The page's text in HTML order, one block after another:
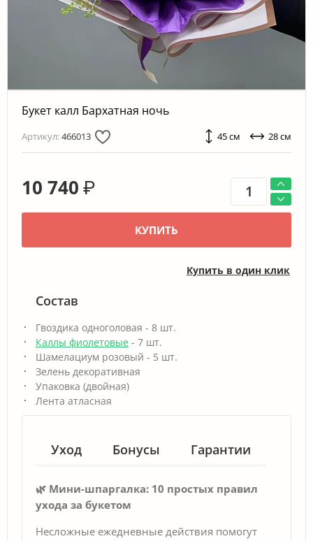
Букет калл Бархатная ночь
Артикул:466013 45 см 28 см
10 740 ₽
КУПИТЬ
Купить в один клик
Состав
Гвоздика одноголовая - 8 шт.
Каллы фиолетовые - 7 шт.
Шамелациум розовый - 5 шт.
Зелень декоративная
Упаковка (двойная)
Лента атласная
Уход Бонусы Гарантии
🌿 Мини-шпаргалка: 10 простых правил
ухода за букетом
Несложные ежедневные действия помогут